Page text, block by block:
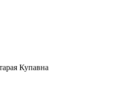
Купавна